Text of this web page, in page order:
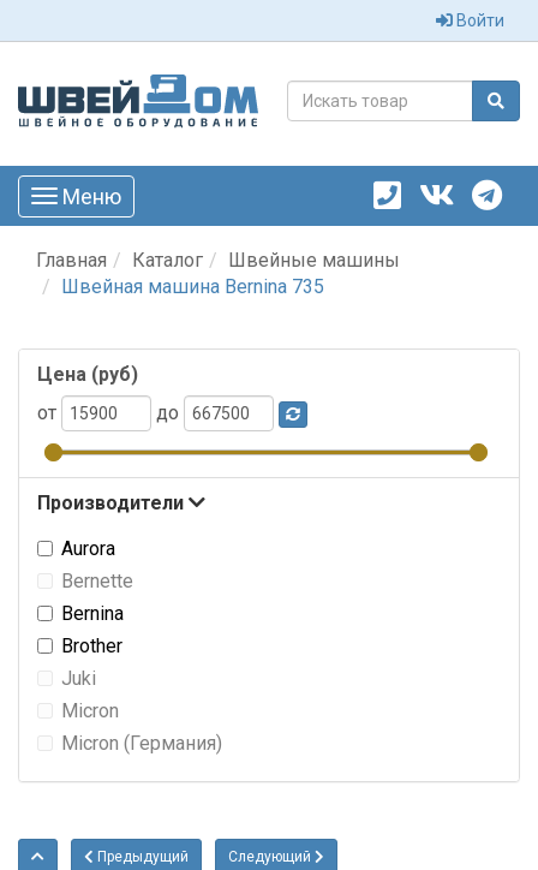
Войти
Toggle
navigation
Меню
Главная Каталог
Швейные машины
Швейная машина Bernina 735
Цена (руб)
от
до
Производители
Aurora
Bernette
Bernina
Brother
Juki
Micron
Micron (Германия)
Предыдущий Следующий